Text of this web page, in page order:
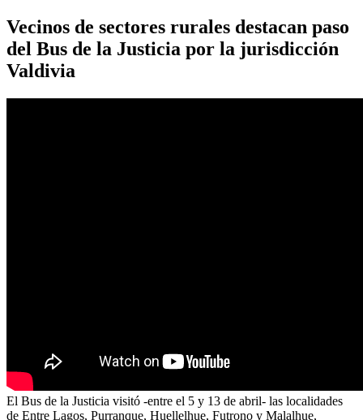
Vecinos de sectores rurales destacan paso
del Bus de la Justicia por la jurisdicción
Valdivia
El Bus de la Justicia visitó -entre el 5 y 13 de abril- las localidades
de Entre Lagos, Purranque, Huellelhue, Futrono y Malalhue,